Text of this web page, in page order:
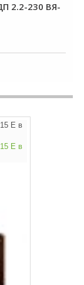
2.2-230 ВЯ-